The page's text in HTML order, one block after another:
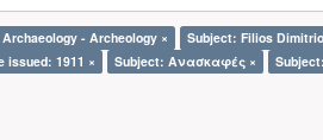
- Archeology × Subject: Filios
issued: 1911 × Subject: Ανασκαφές ×